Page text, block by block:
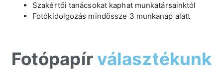
Szakértői tanácsokat kaphat munkatársainktól
Fotókidolgozás mindössze 3 munkanap alatt
Fotópapírválasztékunk